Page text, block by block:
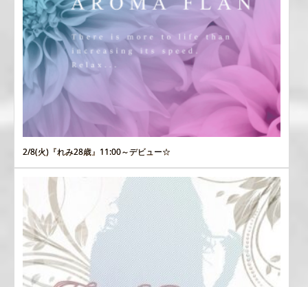
2/8(火)『れみ28歳』11:00～デビュー☆